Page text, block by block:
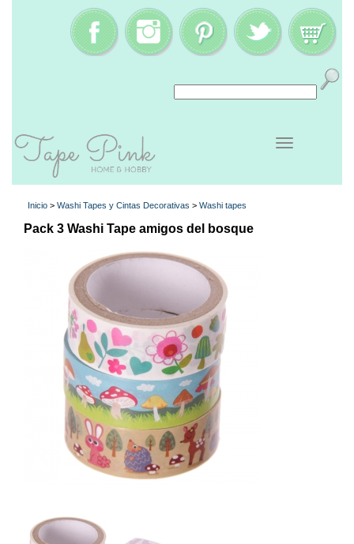
Inicio > Washi Tapes y Cintas Decorativas > Washi tapes
Pack 3 Washi Tape amigos del bosque